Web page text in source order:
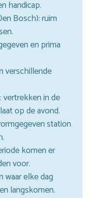
handicap.
Bosch): ruim
en prima
verschillende
in de
op de avond.
station
komen er
voor.
waar elke dag
langskomen.